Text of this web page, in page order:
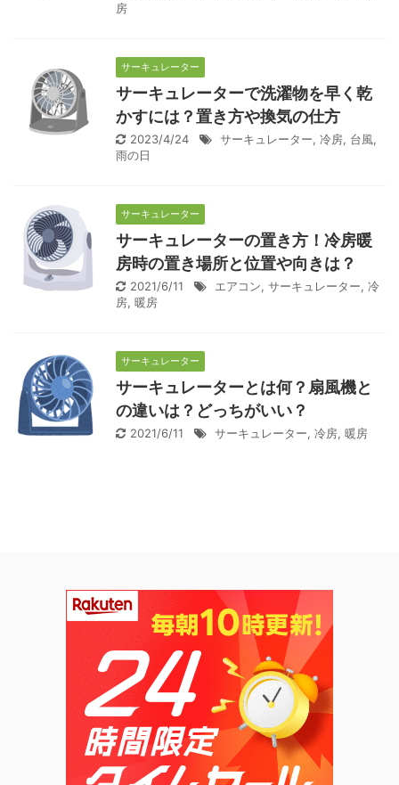
房
サーキュレーター
サーキュレーターで洗濯物を早く乾
かすには？置き方や換気の仕方
2023/4/24 サーキュレーター, 冷房, 台風,
雨の日
サーキュレーター
サーキュレーターの置き方！冷房暖
房時の置き場所と位置や向きは？
2021/6/11 エアコン, サーキュレーター, 冷
房, 暖房
サーキュレーター
サーキュレーターとは何？扇風機と
の違いは？どっちがいい？
2021/6/11 サーキュレーター, 冷房, 暖房